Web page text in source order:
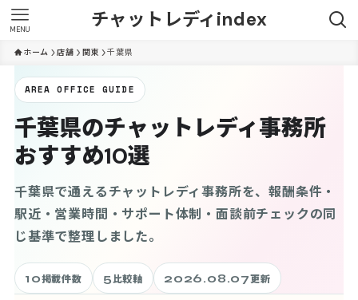
チャットレディindex
MENU
ホーム 店舗 関東 千葉県
AREA OFFICE GUIDE
千葉県のチャットレディ事務所
おすすめ10選
千葉県で通えるチャットレディ事務所を、報酬条件・
駅近・営業時間・サポート体制・面談前チェックの同
じ基準で整理しました。
10掲載件数 5比較軸 2026.08.07更新